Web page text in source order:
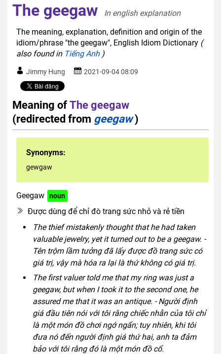
The geegaw
In english explanation
The meaning, explanation, definition and origin of the
idiom/phrase "the geegaw", English Idiom Dictionary (
also found in Tiếng Anh)
Jimmy Hung 2021-09-04 08:09
Meaning ofThe geegaw
(redirected from geegaw)
Synonyms:
gewgaw
Geegaw noun
Được dùng để chỉ đò trang sức nhỏ và rẻ tiền
The thief mistakenly thought that he had taken
valuable jewelry, yet it turned out to be a geegaw. -
Tên trộm lầm tưởng đã lấy được đồ trang sức có
giá trị, vậy mà hóa ra lại là thứ không có giá trị.
The first valuer told me that my ring was just a
geegaw, but when I took it to the second one, he
assured me that it was an antique. - Người định
giá đầu tiên nói với tôi rằng chiếc nhẫn của tôi chỉ
là một món đồ chơi ngớ ngẩn; tuy nhiên, khi tôi
đưa nó đến người định giá thứ hai, anh ta đảm
bảo với tôi rằng đó là một món đồ cổ.